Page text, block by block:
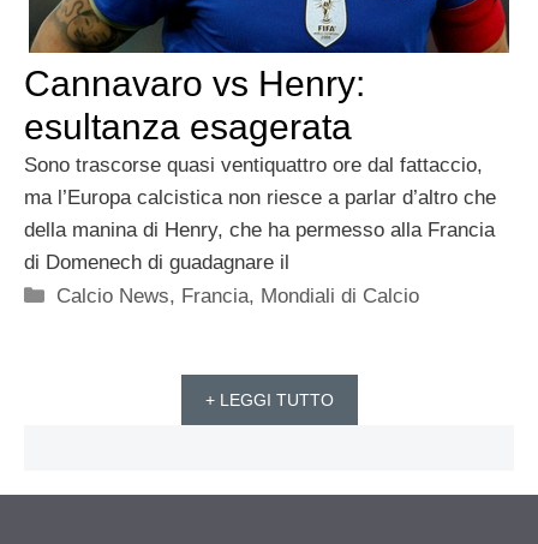
Cannavaro vs Henry:
esultanza esagerata
Sono trascorse quasi ventiquattro ore dal fattaccio,
ma l’Europa calcistica non riesce a parlar d’altro che
della manina di Henry, che ha permesso alla Francia
di Domenech di guadagnare il
Categorie
Calcio News, Francia, Mondiali di Calcio
+ LEGGI TUTTO